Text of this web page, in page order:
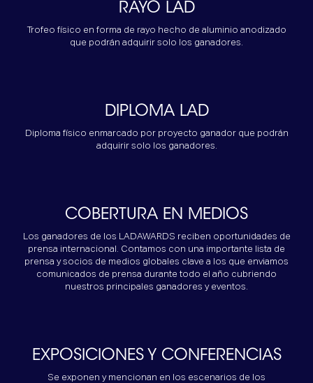
RAYO LAD
Trofeo físico en forma de rayo hecho de aluminio anodizado
que podrán adquirir solo los ganadores.
DIPLOMA LAD
Diploma físico enmarcado por proyecto ganador que podrán
adquirir solo los ganadores.
COBERTURA EN MEDIOS
Los ganadores de los LADAWARDS reciben oportunidades de
prensa internacional. Contamos con una importante lista de
prensa y socios de medios globales clave a los que enviamos
comunicados de prensa durante todo el año cubriendo
nuestros principales ganadores y eventos.
EXPOSICIONES Y CONFERENCIAS
Se exponen y mencionan en los escenarios de los